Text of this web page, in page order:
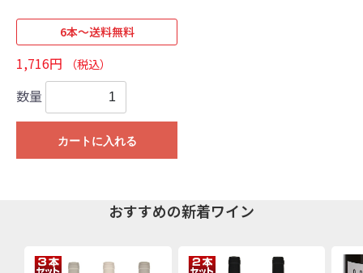
6本～送料無料
1,716円 （税込）
数量
カートに入れる
おすすめの新着ワイン